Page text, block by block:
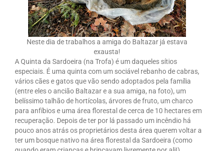
Neste dia de trabalhos a amiga do Baltazar já estava
exausta!
A Quinta da Sardoeira (na Trofa) é um daqueles sítios
especiais. É uma quinta com um sociável rebanho de cabras,
vários cães e gatos que vão sendo adoptados pela família
(entre eles o ancião Baltazar e a sua amiga, na foto), um
belíssimo talhão de hortícolas, árvores de fruto, um charco
para anfíbios e uma área florestal de cerca de 10 hectares em
recuperação. Depois de ter por lá passado um incêndio há
pouco anos atrás os proprietários desta área querem voltar a
ter um bosque nativo na área florestal da Sardoeira (como